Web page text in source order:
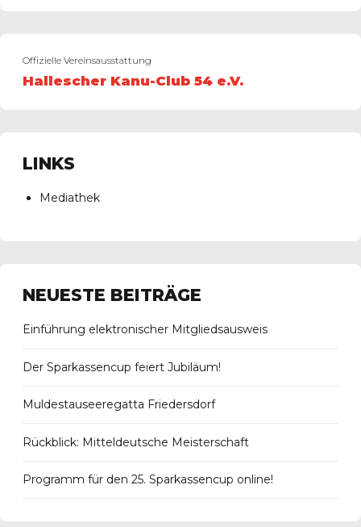
Offizielle Vereinsausstattung
Hallescher Kanu-Club 54 e.V.
LINKS
Mediathek
NEUESTE BEITRÄGE
Einführung elektronischer Mitgliedsausweis
Der Sparkassencup feiert Jubiläum!
Muldestauseeregatta Friedersdorf
Rückblick: Mitteldeutsche Meisterschaft
Programm für den 25. Sparkassencup online!